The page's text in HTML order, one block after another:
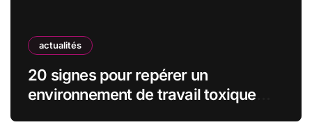
actualités
20 signes pour repérer un
environnement de travail toxique